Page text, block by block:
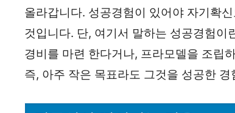
올라갑니다. 성공경험이 있어야 자기확
것입니다. 단, 여기서 말하는 성공경험이
경비를 마련 한다거나, 프라모델을 조립
즉, 아주 작은 목표라도 그것을 성공한